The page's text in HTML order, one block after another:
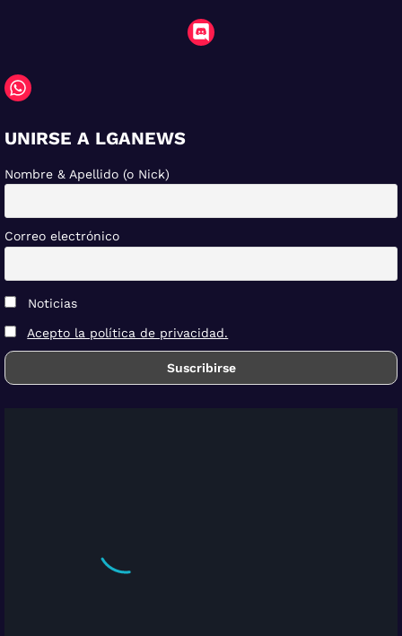
UNIRSE A LGANEWS
Nombre & Apellido (o Nick)
Correo electrónico
Noticias
Acepto la política de privacidad.